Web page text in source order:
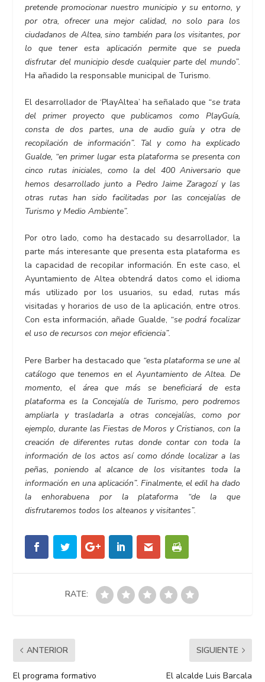
pretende promocionar nuestro municipio y su entorno, y
por otra, ofrecer una mejor calidad, no solo para los
ciudadanos de Altea, sino también para los visitantes, por
lo que tener esta aplicación permite que se pueda
disfrutar del municipio desde cualquier parte del mundo”.
Ha añadido la responsable municipal de Turismo.
El desarrollador de ‘PlayAltea’ ha señalado que “se trata
del primer proyecto que publicamos como PlayGuía,
consta de dos partes, una de audio guía y otra de
recopilación de información”. Tal y como ha explicado
Gualde, “en primer lugar esta plataforma se presenta con
cinco rutas iniciales, como la del 400 Aniversario que
hemos desarrollado junto a Pedro Jaime Zaragozí y las
otras rutas han sido facilitadas por las concejalías de
Turismo y Medio Ambiente”.
Por otro lado, como ha destacado su desarrollador, la
parte más interesante que presenta esta plataforma es
la capacidad de recopilar información. En este caso, el
Ayuntamiento de Altea obtendrá datos como el idioma
más utilizado por los usuarios, su edad, rutas más
visitadas y horarios de uso de la aplicación, entre otros.
Con esta información, añade Gualde, “se podrá focalizar
el uso de recursos con mejor eficiencia”.
Pere Barber ha destacado que “esta plataforma se une al
catálogo que tenemos en el Ayuntamiento de Altea. De
momento, el área que más se beneficiará de esta
plataforma es la Concejalía de Turismo, pero podremos
ampliarla y trasladarla a otras concejalías, como por
ejemplo, durante las Fiestas de Moros y Cristianos, con la
creación de diferentes rutas donde contar con toda la
información de los actos así como dónde localizar a las
peñas, poniendo al alcance de los visitantes toda la
información en una aplicación”. Finalmente, el edil ha dado
la enhorabuena por la plataforma “de la que
disfrutaremos todos los alteanos y visitantes”.
RATE:
ANTERIOR
El programa formativo
SIGUIENTE
El alcalde Luis Barcala